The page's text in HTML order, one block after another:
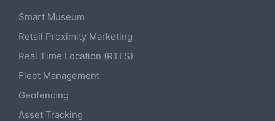
Smart Museum
Retail Proximity Marketing
Real Time Location (RTLS)
Fleet Management
Geofencing
Asset Tracking